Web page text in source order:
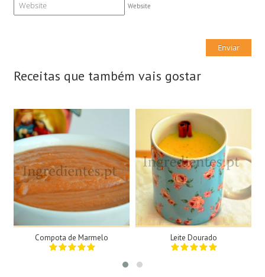
Website
Receitas que também vais gostar
2 Tigelas
N/A
35Min
Compota de Marmelo
1 Dose
1 Pessoa
2Min
Leite Dourado